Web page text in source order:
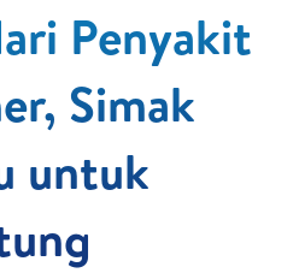
Penyakit
Simak
untuk